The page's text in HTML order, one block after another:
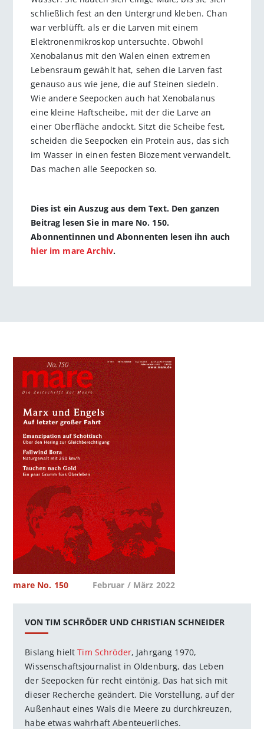
schließlich fest an den Untergrund kleben. Chan
war verblüfft, als er die Larven mit einem
Elektronenmikroskop untersuchte. Obwohl
Xenobalanus mit den Walen einen extremen
Lebensraum gewählt hat, sehen die Larven fast
genauso aus wie jene, die auf Steinen siedeln.
Wie andere Seepocken auch hat Xenobalanus
eine kleine Haftscheibe, mit der die Larve an
einer Oberfläche andockt. Sitzt die Scheibe fest,
scheiden die Seepocken ein Protein aus, das sich
im Wasser in einen festen Biozement verwandelt.
Das machen alle Seepocken so.
Dies ist ein Auszug aus dem Text. Den ganzen
Beitrag lesen Sie in mare No. 150.
Abonnentinnen und Abonnenten lesen ihn auch
hier im mare Archiv.
mare No. 150 Februar / März 2022
VON TIM SCHRÖDER UND CHRISTIAN SCHNEIDER
Bislang hieltTim Schröder, Jahrgang 1970,
Wissenschaftsjournalist in Oldenburg, das Leben
der Seepocken für recht eintönig. Das hat sich mit
dieser Recherche geändert. Die Vorstellung, auf der
Außenhaut eines Wals die Meere zu durchkreuzen,
habe etwas wahrhaft Abenteuerliches.